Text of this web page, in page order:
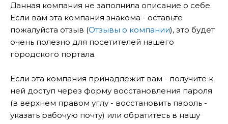
Данная компания не заполнила описание о себе.
Если вам эта компания знакома - оставьте
пожалуйста отзыв (Отзывы о компании), это будет
очень полезно для посетителей нашего
городского портала.
Если эта компания принадлежит вам - получите к
ней доступ через форму восстановления пароля
(в верхнем правом углу - восстановить пароль -
указать рабочую почту) или обратитесь в нашу